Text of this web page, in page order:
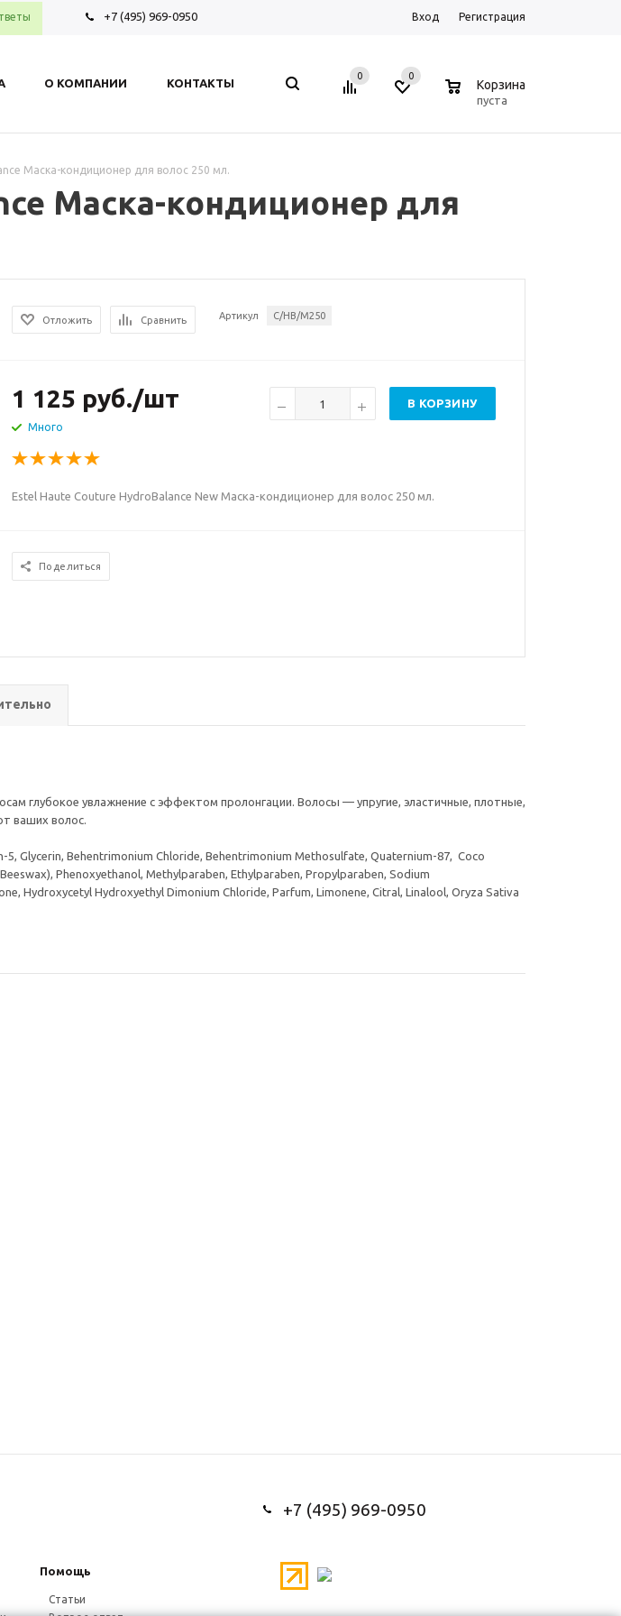
+7 (495) 969-0950 Вход Регистрация
О КОМПАНИИ КОНТАКТЫ
0 0
Корзина
пуста
Маска-кондиционер для волос 250 мл.
Маска-кондиционер для
Отложить Сравнить Артикул C/HB/M250
1 125 руб./шт
Много
В КОРЗИНУ
Estel Haute Couture HydroBalance New Маска-кондиционер для волос 250 мл.
Поделиться
глубокое увлажнение с эффектом пролонгации. Волосы — упругие, эластичные, плотные,
ваших волос.
Glycerin, Behentrimonium Chloride, Behentrimonium Methosulfate, Quaternium-87, Coco
Phenoxyethanol, Methylparaben, Ethylparaben, Propylparaben, Sodium
Hydroxycetyl Hydroxyethyl Dimonium Chloride, Parfum, Limonene, Citral, Linalool, Oryza Sativa
+7 (495) 969-0950
Помощь
Статьи